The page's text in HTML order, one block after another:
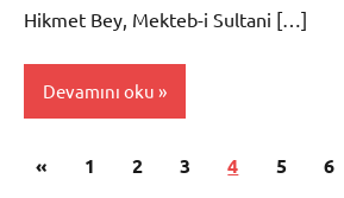
Hikmet Bey, Mekteb-i Sultani […]
Devamını oku
Biyografi
Yazı
«Önceki
1 2 3 4 5 6